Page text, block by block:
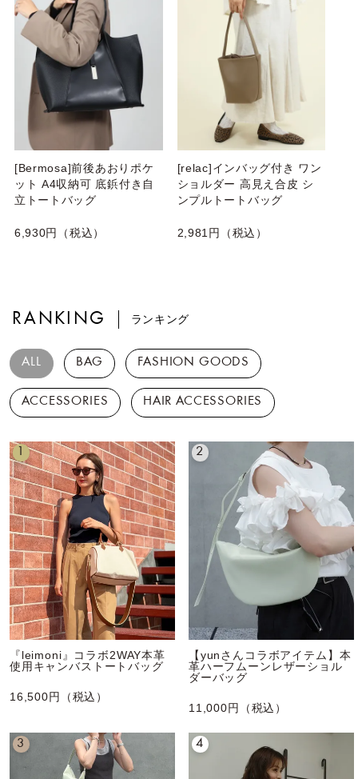
[Bermosa]前後あおりポケ
ット A4収納可 底鋲付き自
立トートバッグ
6,930円（税込）
[relac]インバッグ付き ワン
ショルダー 高見え合皮 シ
ンプルトートバッグ
2,981円（税込）
RANKING ランキング
ALL BAG FASHION GOODS
ACCESSORIES HAIR ACCESSORIES
1
『leimoni』コラボ2WAY本革
使用キャンバストートバッグ
16,500円（税込）
2
【yunさんコラボアイテム】本
革ハーフムーンレザーショル
ダーバッグ
11,000円（税込）
3 4